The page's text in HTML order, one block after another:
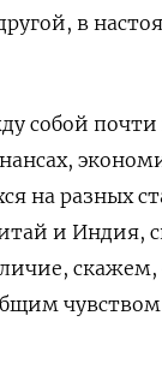
в
собой
на разных
и Индия,